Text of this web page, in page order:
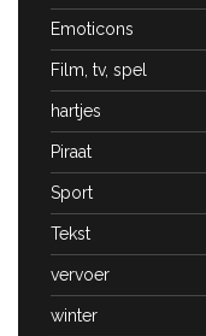
Emoticons
Film, tv, spel
hartjes
Piraat
Sport
Tekst
vervoer
winter